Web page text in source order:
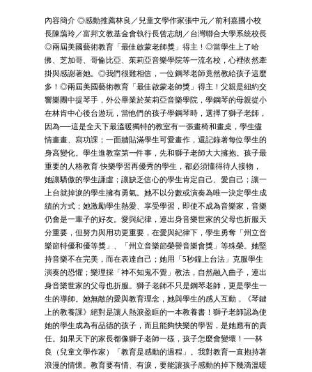
內容簡介 ◎感動推薦林良／兒童文學作家張中元／前利嘉國小校
長陳藹玲／富邦文教基金會執行長曾志朗／台灣聯合大學系統校長
◎兩屆美國藝術教育「最佳啟蒙老師獎」得主！◎當學生上了哈
佛、芝加哥、哥倫比亞、茱莉亞音樂學院等一流名校，心裡依然牽
掛與感謝著她。◎我們很難相信，一位鋼琴老師竟然教給孩子這麼
多！◎兩屆美國藝術教育「最佳啟蒙老師獎」得主！父親是紐約交
響樂團中提琴手，外公畢業於茱莉亞音樂學院，學鋼琴的母親從小
在林肯中心後台遊玩，當他們的孩子學鋼琴時，選擇了獅子老師，
因為──這是全天下最溫暖獨特的教室有一張畫椅和畫桌，學生儘
情畫畫、寫功課；一面牆貼滿學生可愛畫作，還記錄著每位學生的
身高變化。學生進教室第一件事，先和獅子老師大大擁抱。孩子最
重要的人格教育‧快樂學習再優秀的學生，都必須懂得待人接物，
她讓驕傲的學生謙虛；讓缺乏信心的學生肯定自己、愛自己；讓一
上台就掉淚的學生擁有勇氣。她不以分數或演奏為唯一決定學生成
績的方式；她激勵學生熱愛、享受學習，即使不成為音樂家，音樂
仍會是一輩子的好友。愛與紀律，連出身音樂世家的父母也折服天
分重要，但努力與用功更重要，在愛與紀律下，學生勇奪「州立音
樂節特優和優等獎」、「州立音樂節榮譽音樂會獎」等殊榮。她堅
持音樂不在完美，而在表達自己；她用「5秒鐘上台法」克服學生
演奏的恐懼；樂理採「神不知鬼不覺」教法，自然融入曲子，連出
身音樂世家的父母也折服。獅子老師不只是鋼琴老師，更是學生一
生的導師。她無敵的愛與教育理念，她與學生的感人互動，《琴鍵
上的教養課》絕對是讓人熱淚盈眶的一本教養書！獅子老師認為使
她的學生成為有品德的孩子，而且能夠快樂的學習，是她應有的責
任。如果天下的家長都像獅子老師一樣，孩子怎麼會變壞！──林
良（兒童文學作家）「教育是感動的過程」。我對教育一直抱持著
浪漫的情懷。教育要有情、有淚，要能讓孩子感動的掉下幾滴溫暖